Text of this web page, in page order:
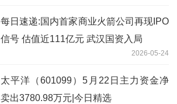
每日速递:国内首家商业火箭公司再现IPO
信号 估值近111亿元 武汉国资入局
2026-05-24
太平洋（601099）5月22日主力资金净
卖出3780.98万元|今日精选